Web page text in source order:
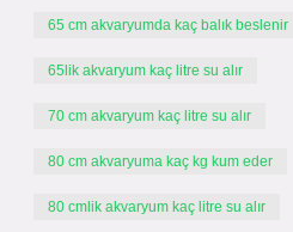
65 cm akvaryumda kaç balık beslenir
65lik akvaryum kaç litre su alır
70 cm akvaryum kaç litre su alır
80 cm akvaryuma kaç kg kum eder
80 cmlik akvaryum kaç litre su alır